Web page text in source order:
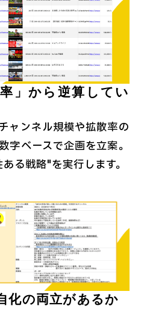
」から逆算してい
ャンネル規模や拡散率の
字ベースで企画を立案。
る戦略"を実行します。
化の両立があるか